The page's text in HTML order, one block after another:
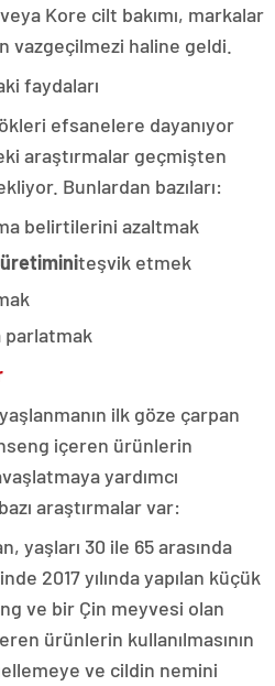
Kore cilt bakımı, markalar
vazgeçilmezi haline geldi.
faydaları
efsanelere dayanıyor
araştırmalar geçmişten
Bunlardan bazıları:
belirtilerini azaltmak
teşvik etmek
parlatmak
ilk göze çarpan
içeren ürünlerin
yardımcı
araştırmalar var:
yaşları 30 ile 65 arasında
2017 yılında yapılan küçük
ve bir Çin meyvesi olan
ürünlerin kullanılmasının
ve cildin nemini